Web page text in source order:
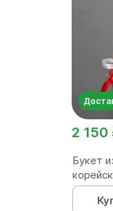
2 150
Букет